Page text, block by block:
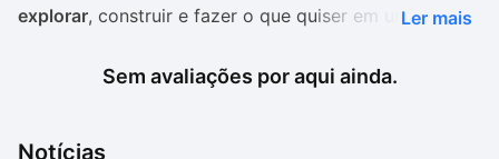
explorar, construir e fazer o que quiser em um mundo
que nele você não tem um objetivo a ser cumprido,
O fato de os universos do jogo serem gerados de
Ler mais
Sem avaliações por aqui ainda.
Notícias